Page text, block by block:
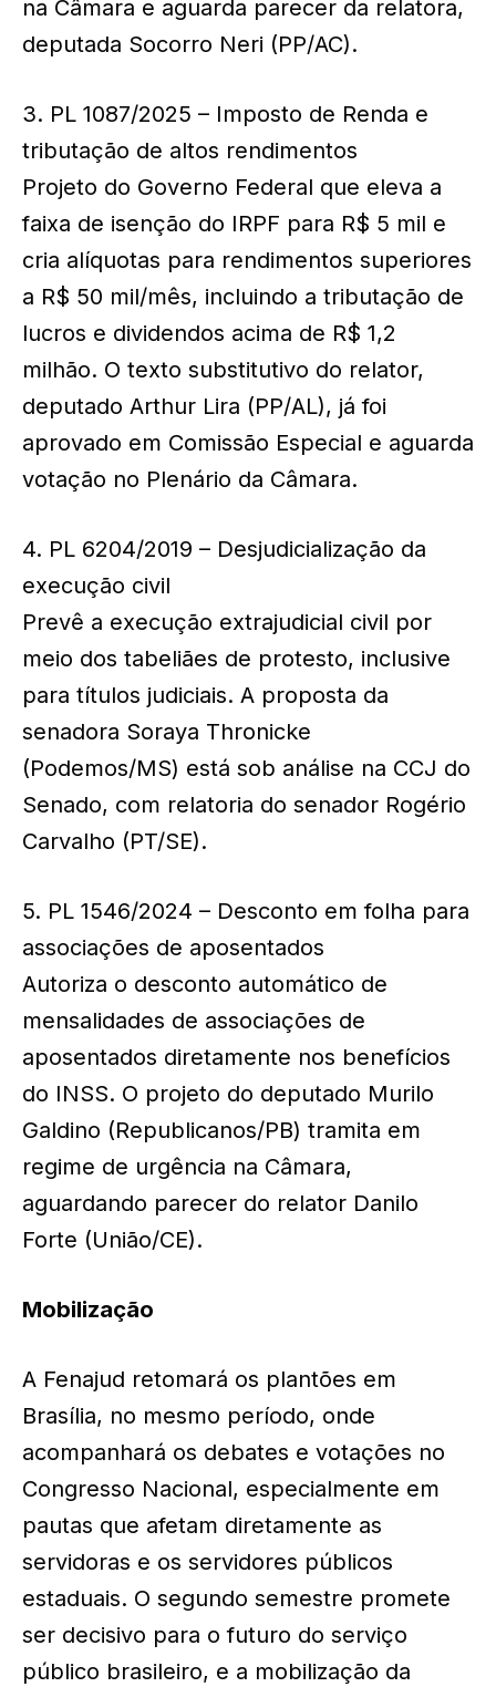
na Câmara e aguarda parecer da relatora,
deputada Socorro Neri (PP/AC).
3. PL 1087/2025 – Imposto de Renda e
tributação de altos rendimentos
Projeto do Governo Federal que eleva a
faixa de isenção do IRPF para R$ 5 mil e
cria alíquotas para rendimentos superiores
a R$ 50 mil/mês, incluindo a tributação de
lucros e dividendos acima de R$ 1,2
milhão. O texto substitutivo do relator,
deputado Arthur Lira (PP/AL), já foi
aprovado em Comissão Especial e aguarda
votação no Plenário da Câmara.
4. PL 6204/2019 – Desjudicialização da
execução civil
Prevê a execução extrajudicial civil por
meio dos tabeliães de protesto, inclusive
para títulos judiciais. A proposta da
senadora Soraya Thronicke
(Podemos/MS) está sob análise na CCJ do
Senado, com relatoria do senador Rogério
Carvalho (PT/SE).
5. PL 1546/2024 – Desconto em folha para
associações de aposentados
Autoriza o desconto automático de
mensalidades de associações de
aposentados diretamente nos benefícios
do INSS. O projeto do deputado Murilo
Galdino (Republicanos/PB) tramita em
regime de urgência na Câmara,
aguardando parecer do relator Danilo
Forte (União/CE).
Mobilização
A Fenajud retomará os plantões em
Brasília, no mesmo período, onde
acompanhará os debates e votações no
Congresso Nacional, especialmente em
pautas que afetam diretamente as
servidoras e os servidores públicos
estaduais. O segundo semestre promete
ser decisivo para o futuro do serviço
público brasileiro, e a mobilização da